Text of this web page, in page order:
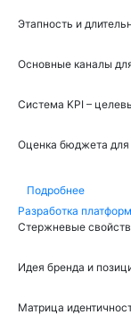
Этапность и
Основные каналы
Система KPI –
Оценка бюджета для
Подробнее
Разработка
Стержневые
Идея бренда и
Матрица